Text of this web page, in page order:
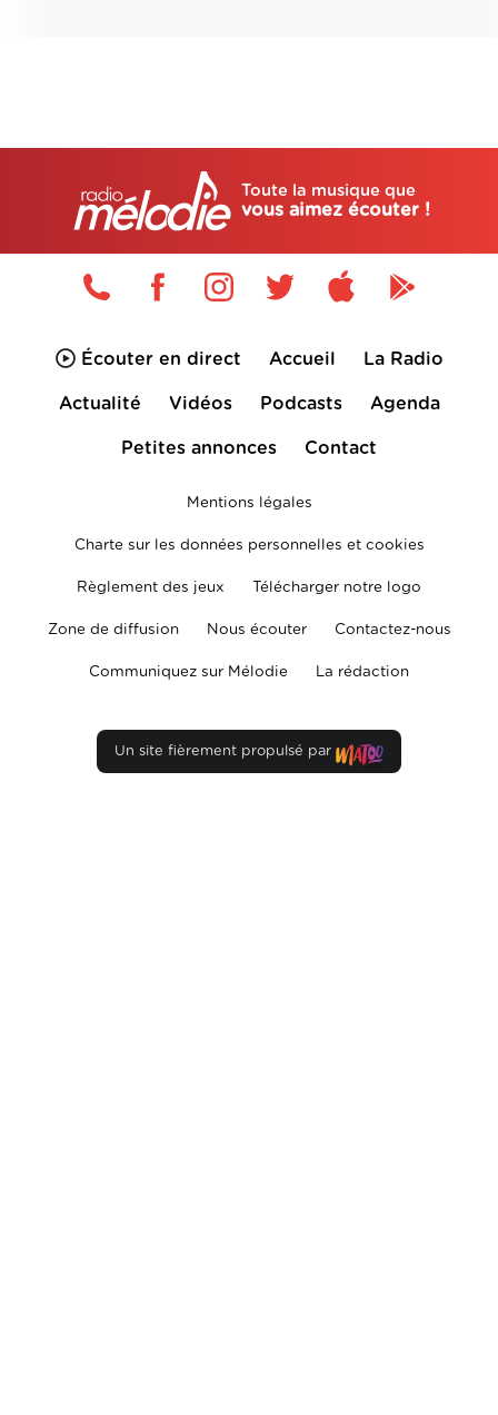
Toute la musique que
vous aimez écouter !
Écouter en direct Accueil La Radio
Actualité Vidéos Podcasts Agenda
Petites annonces Contact
Mentions légales
Charte sur les données personnelles et cookies
Règlement des jeux Télécharger notre logo
Zone de diffusion Nous écouter Contactez-nous
Communiquez sur Mélodie La rédaction
Un site fièrement propulsé par